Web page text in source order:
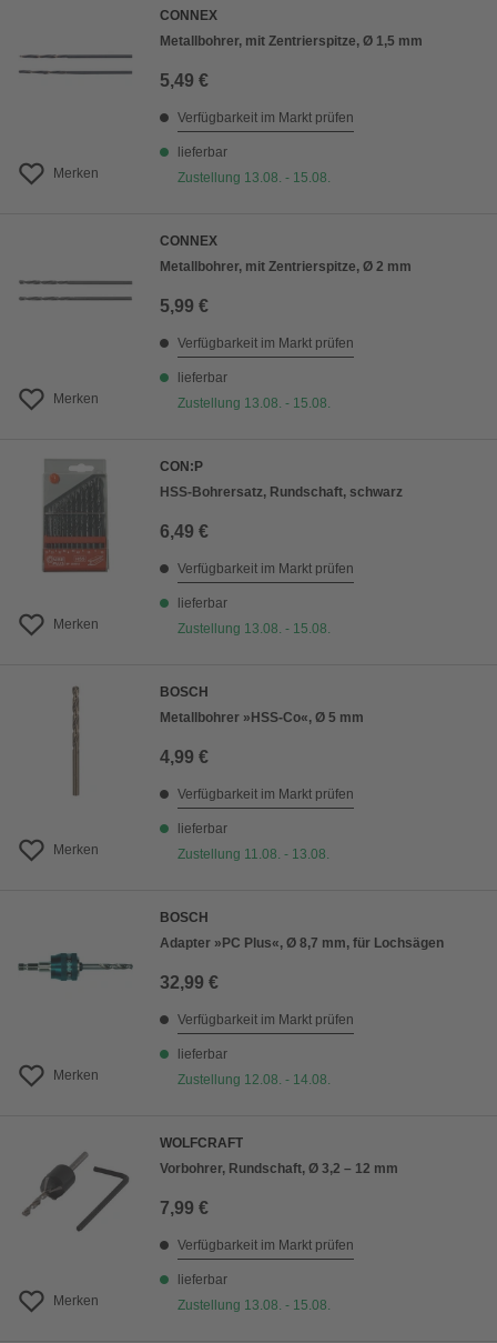
Merken
CONNEX
Metallbohrer, mit Zentrierspitze, Ø 1,5 mm
5,49 €
Verfügbarkeit im Markt prüfen
lieferbar
Zustellung 13.08. - 15.08.
Merken
CONNEX
Metallbohrer, mit Zentrierspitze, Ø 2 mm
5,99 €
Verfügbarkeit im Markt prüfen
lieferbar
Zustellung 13.08. - 15.08.
Merken
CON:P
HSS-Bohrersatz, Rundschaft, schwarz
6,49 €
Verfügbarkeit im Markt prüfen
lieferbar
Zustellung 13.08. - 15.08.
Merken
BOSCH
Metallbohrer »HSS-Co«, Ø 5 mm
4,99 €
Verfügbarkeit im Markt prüfen
lieferbar
Zustellung 11.08. - 13.08.
Merken
BOSCH
Adapter »PC Plus«, Ø 8,7 mm, für Lochsägen
32,99 €
Verfügbarkeit im Markt prüfen
lieferbar
Zustellung 12.08. - 14.08.
Merken
WOLFCRAFT
Vorbohrer, Rundschaft, Ø 3,2 – 12 mm
7,99 €
Verfügbarkeit im Markt prüfen
lieferbar
Zustellung 13.08. - 15.08.